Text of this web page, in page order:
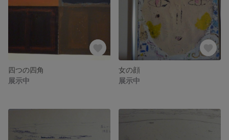
四つの四角
展示中
女の顔
展示中